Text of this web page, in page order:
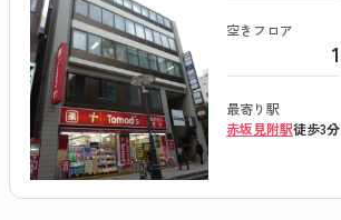
空きフロア
1
最寄り駅
赤坂見附駅徒歩3分